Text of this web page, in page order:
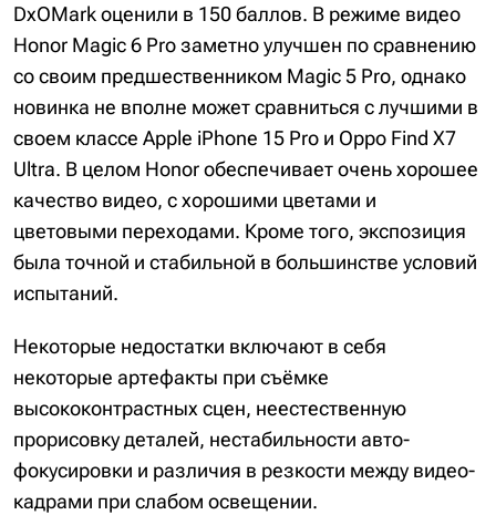
DxOMark оценили в 150 баллов. В режиме видео
Honor Magic 6 Pro заметно улучшен по сравнению
со своим предшественником Magic 5 Pro, однако
новинка не вполне может сравниться с лучшими в
своем классе Apple iPhone 15 Pro и Oppo Find X7
Ultra. В целом Honor обеспечивает очень хорошее
качество видео, с хорошими цветами и
цветовыми переходами. Кроме того, экспозиция
была точной и стабильной в большинстве условий
испытаний.
Некоторые недостатки включают в себя
некоторые артефакты при съёмке
высококонтрастных сцен, неестественную
прорисовку деталей, нестабильности авто-
фокусировки и различия в резкости между видео-
кадрами при слабом освещении.